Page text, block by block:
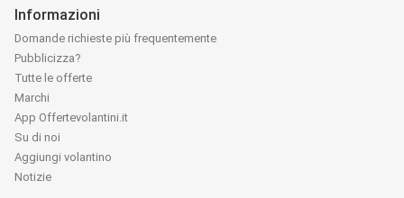
Informazioni
Domande richieste più frequentemente
Pubblicizza?
Tutte le offerte
Marchi
App Offertevolantini.it
Su di noi
Aggiungi volantino
Notizie